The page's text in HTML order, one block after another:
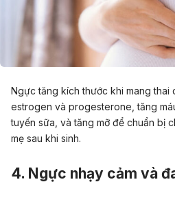
Ngực tăng kích thước khi mang thai
estrogen và progesterone, tăng
tuyến sữa, và tăng mỡ để chuẩn bị
mẹ sau khi sinh.
4. Ngực nhạy cảm và